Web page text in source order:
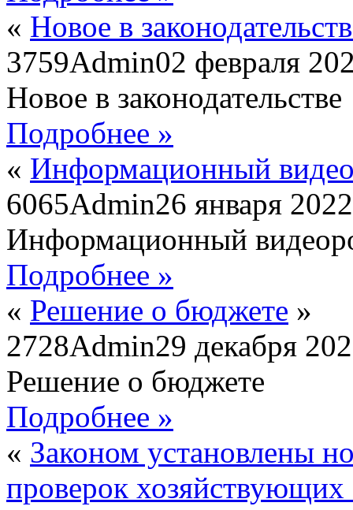
« Новое в
3759Admin02 февраля
Новое в законодательстве
Подробнее »
« Информационный
6065Admin26 января 2022
Информационный
Подробнее »
« Решение о бюджете »
2728Admin29 декабря
Решение о бюджете
Подробнее »
« Законом установлены
проверок